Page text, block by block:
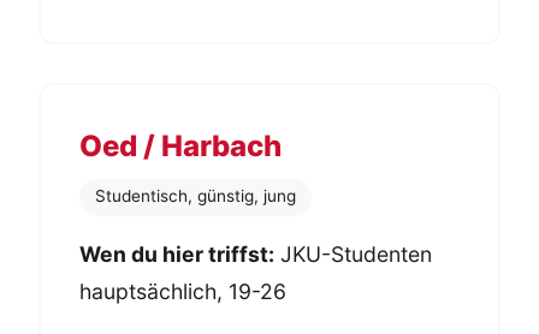
Oed / Harbach
Studentisch, günstig, jung
Wen du hier triffst: JKU-Studenten
hauptsächlich, 19-26